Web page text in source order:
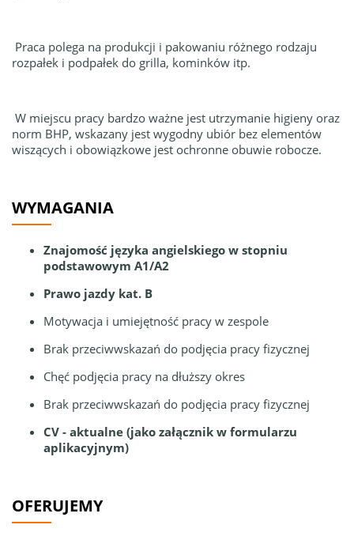
Praca polega na produkcji i pakowaniu różnego rodzaju
rozpałek i podpałek do grilla, kominków itp.
W miejscu pracy bardzo ważne jest utrzymanie higieny oraz
norm BHP, wskazany jest wygodny ubiór bez elementów
wiszących i obowiązkowe jest ochronne obuwie robocze.
WYMAGANIA
Znajomość języka angielskiego w stopniu
podstawowym A1/A2
Prawo jazdy kat. B
Motywacja i umiejętność pracy w zespole
Brak przeciwwskazań do podjęcia pracy fizycznej
Chęć podjęcia pracy na dłuższy okres
Brak przeciwwskazań do podjęcia pracy fizycznej
CV - aktualne (jako załącznik w formularzu
aplikacyjnym)
OFERUJEMY